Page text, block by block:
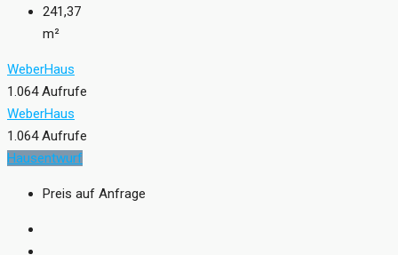
241,37
m²
WeberHaus
1.064 Aufrufe
WeberHaus
1.064 Aufrufe
Hausentwurf
Preis auf Anfrage